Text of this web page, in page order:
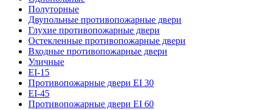
Полуторные
Двупольные противопожарные двери
Глухие противопожарные двери
Остекленные противопожарные двери
Входные противопожарные двери
Уличные
EI-15
Противопожарные двери EI 30
EI-45
Противопожарные двери EI 60